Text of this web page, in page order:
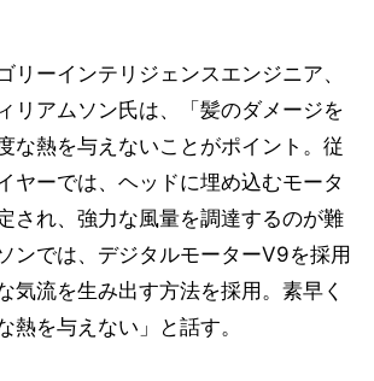
リーインテリジェンスエンジニア、
リアムソン氏は、「髪のダメージを
な熱を与えないことがポイント。従
ヤーでは、ヘッドに埋め込むモータ
され、強力な風量を調達するのが難
ンでは、デジタルモーターV9を採用
気流を生み出す方法を採用。素早く
熱を与えない」と話す。